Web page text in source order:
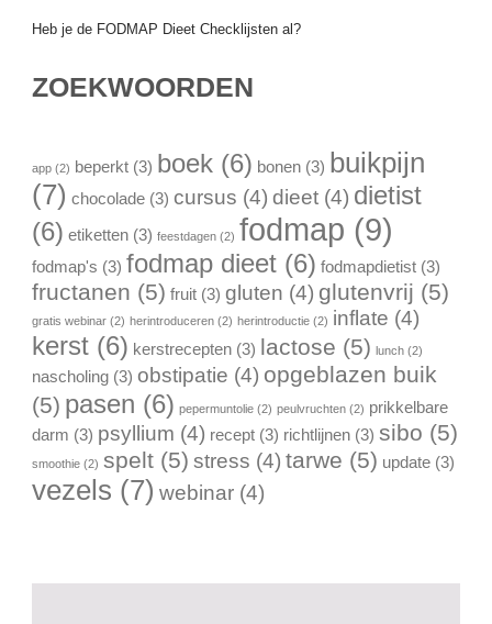
Heb je de FODMAP Dieet Checklijsten al?
ZOEKWOORDEN
app (2) beperkt (3) boek (6) bonen (3) buikpijn
(7) chocolade (3) cursus (4) dieet (4) dietist
(6) etiketten (3) feestdagen (2) fodmap (9)
fodmap's (3) fodmap dieet (6) fodmapdietist (3)
fructanen (5) fruit (3) gluten (4) glutenvrij (5)
gratis webinar (2) herintroduceren (2) herintroductie (2) inflate (4)
kerst (6) kerstrecepten (3) lactose (5) lunch (2)
nascholing (3) obstipatie (4) opgeblazen buik
(5) pasen (6) pepermuntolie (2) peulvruchten (2) prikkelbare
darm (3) psyllium (4) recept (3) richtlijnen (3) sibo (5)
smoothie (2) spelt (5) stress (4) tarwe (5) update (3)
vezels (7) webinar (4)